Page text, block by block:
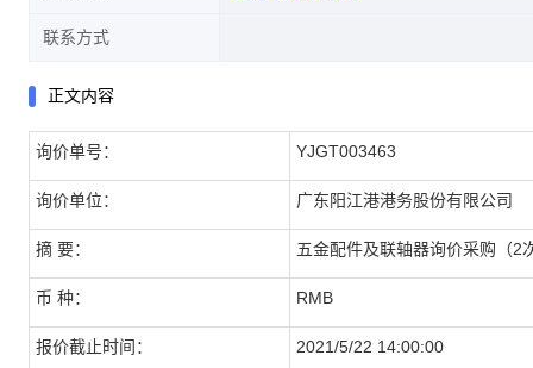
联系方式
正文内容
询价单号： YJGT003463
询价单位： 广东阳江港港务股份有限公司
摘 要： 五金配件及联轴器询价采购（2
币 种： RMB
报价截止时间： 2021/5/22 14:00:00